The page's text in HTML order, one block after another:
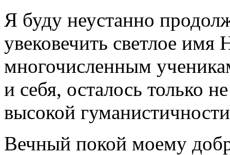
Я буду неустанно
увековечить светлое
многочисленным
и себя, осталось только
высокой
Вечный покой моему